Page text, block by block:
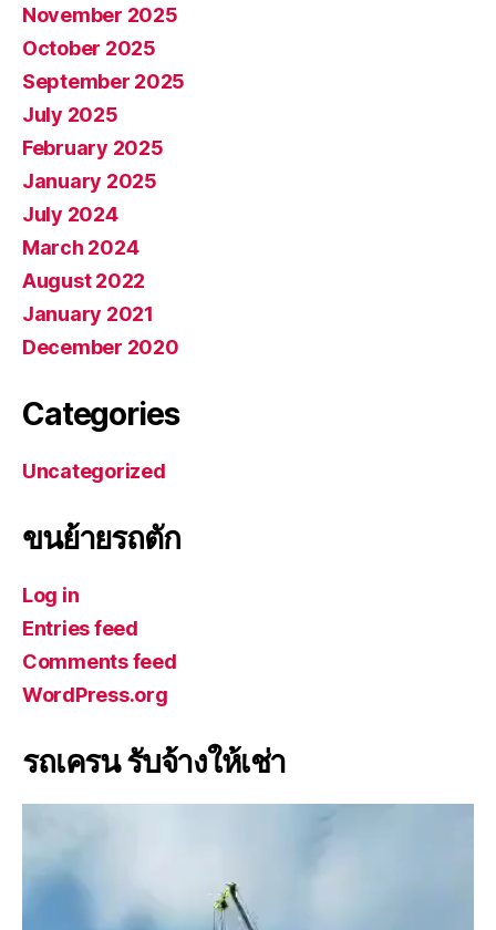
November 2025
October 2025
September 2025
July 2025
February 2025
January 2025
July 2024
March 2024
August 2022
January 2021
December 2020
Categories
Uncategorized
ขนย้ายรถตัก
Log in
Entries feed
Comments feed
WordPress.org
รถเครน รับจ้างให้เช่า